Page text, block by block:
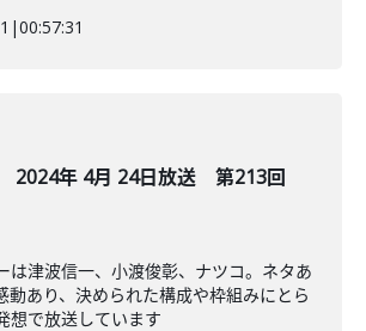
|00:57:31
2024年 4月 24日放送 第213回
は津波信一、小渡俊彰、ナツコ。ネタあ
動あり、決められた構成や枠組みにとら
想で放送しています